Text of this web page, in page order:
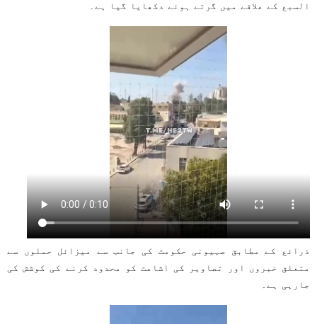
السبع کے علاقے میں گرتے ہوئے دکھایا گیا ہے۔
ذرائع کے مطابق صہیونی حکومت کی جانب سے میزائل حملوں سے
متعلق خبروں اور تصاویر کی اشاعت کو محدود کرنے کی کوشش کی
جارہی ہے۔